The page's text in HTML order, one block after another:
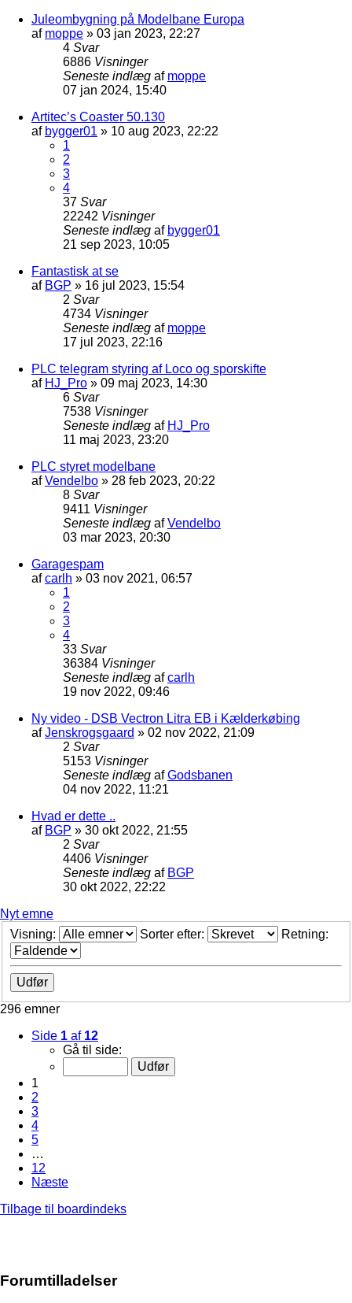
Juleombygning på Modelbane Europa
af moppe » 03 jan 2023, 22:27
4 Svar
6886 Visninger
Seneste indlæg af moppe
07 jan 2024, 15:40
Artitec’s Coaster 50.130
af bygger01 » 10 aug 2023, 22:22
1
2
3
4
37 Svar
22242 Visninger
Seneste indlæg af bygger01
21 sep 2023, 10:05
Fantastisk at se
af BGP » 16 jul 2023, 15:54
2 Svar
4734 Visninger
Seneste indlæg af moppe
17 jul 2023, 22:16
PLC telegram styring af Loco og sporskifte
af HJ_Pro » 09 maj 2023, 14:30
6 Svar
7538 Visninger
Seneste indlæg af HJ_Pro
11 maj 2023, 23:20
PLC styret modelbane
afVendelbo » 28 feb 2023, 20:22
8 Svar
9411 Visninger
Seneste indlæg afVendelbo
03 mar 2023, 20:30
Garagespam
afcarlh » 03 nov 2021, 06:57
1
2
3
4
33 Svar
36384 Visninger
Seneste indlæg afcarlh
19 nov 2022, 09:46
Ny video - DSB Vectron Litra EB i Kælderkøbing
afJenskrogsgaard » 02 nov 2022, 21:09
2 Svar
5153 Visninger
Seneste indlæg afGodsbanen
04 nov 2022, 11:21
Hvad er dette ..
af BGP » 30 okt 2022, 21:55
2 Svar
4406 Visninger
Seneste indlæg af BGP
30 okt 2022, 22:22
Nyt emne
Visning:
Sorter efter: Retning:
296 emner
Side 1 af 12
Gå til side:
1
2
3
4
5
…
12
Næste
Tilbage til boardindeks
Forumtilladelser